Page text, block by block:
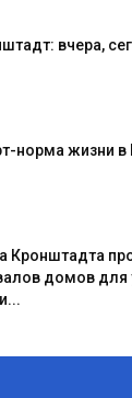
вчера,
норма жизни в
Кронштадта
домов для